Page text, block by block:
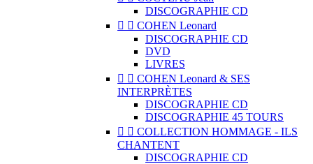
DISCOGRAPHIE CD
  COHEN Leonard
DISCOGRAPHIE CD
DVD
LIVRES
  COHEN Leonard & SES
INTERPRÈTES
DISCOGRAPHIE CD
DISCOGRAPHIE 45 TOURS
  COLLECTION HOMMAGE - ILS
CHANTENT
DISCOGRAPHIE CD